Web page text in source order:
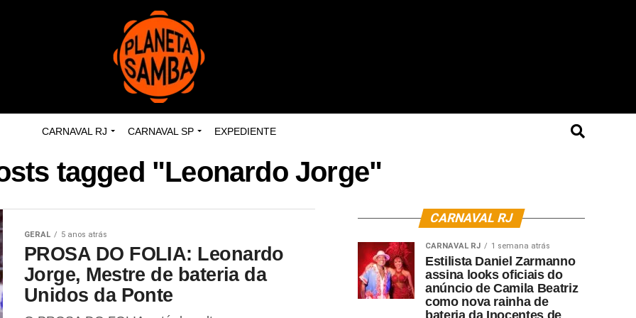
CARNAVAL RJ CARNAVAL SP EXPEDIENTE
tagged "Leonardo Jorge"
GERAL 5 anos atrás
PROSA DO FOLIA: Leonardo
Jorge, Mestre de bateria da
Unidos da Ponte
CARNAVAL RJ
CARNAVAL RJ 1 semana atrás
Estilista Daniel Zarmanno
assina looks oficiais do
anúncio de Camila Beatriz
como nova rainha de
bateria da Inocentes de